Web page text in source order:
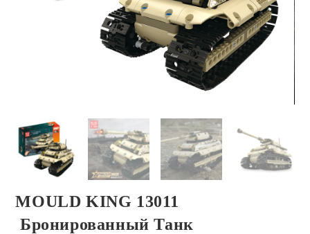
MOULD KING 13011
Бронированный Танк